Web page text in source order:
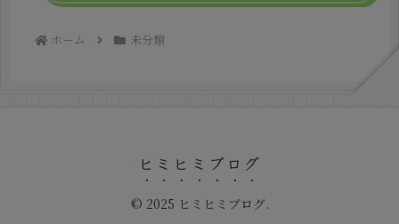
ホーム 未分類
ヒミヒミブログ
© 2025 ヒミヒミブログ.